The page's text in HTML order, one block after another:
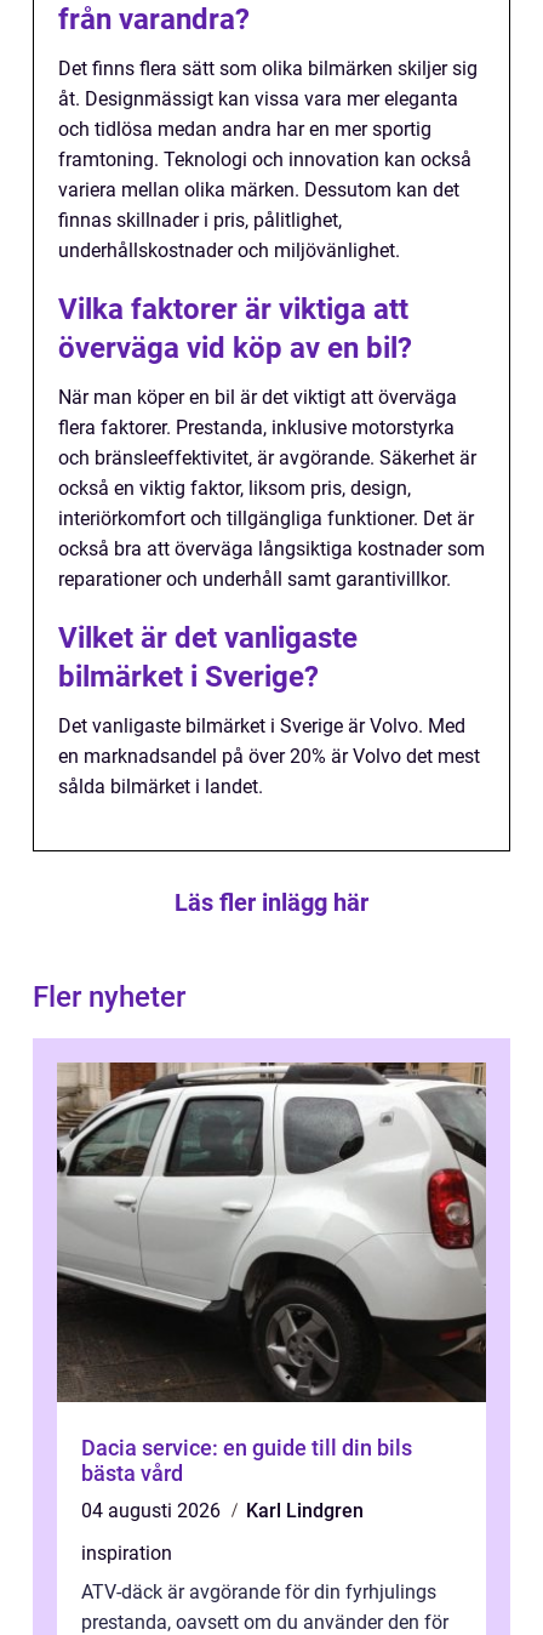
från varandra?
Det finns flera sätt som olika bilmärken skiljer sig
åt. Designmässigt kan vissa vara mer eleganta
och tidlösa medan andra har en mer sportig
framtoning. Teknologi och innovation kan också
variera mellan olika märken. Dessutom kan det
finnas skillnader i pris, pålitlighet,
underhållskostnader och miljövänlighet.
Vilka faktorer är viktiga att
överväga vid köp av en bil?
När man köper en bil är det viktigt att överväga
flera faktorer. Prestanda, inklusive motorstyrka
och bränsleeffektivitet, är avgörande. Säkerhet är
också en viktig faktor, liksom pris, design,
interiörkomfort och tillgängliga funktioner. Det är
också bra att överväga långsiktiga kostnader som
reparationer och underhåll samt garantivillkor.
Vilket är det vanligaste
bilmärket i Sverige?
Det vanligaste bilmärket i Sverige är Volvo. Med
en marknadsandel på över 20% är Volvo det mest
sålda bilmärket i landet.
Läs fler inlägg här
Fler nyheter
Dacia service: en guide till din bils
bästa vård
04 augusti 2026
Karl Lindgren
inspiration
ATV-däck är avgörande för din fyrhjulings
prestanda, oavsett om du använder den för